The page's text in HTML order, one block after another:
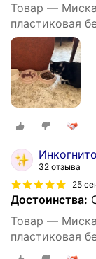
Товар —
пластиковая
250 мл)
32 отзыва
25
Достоинства:
Товар —
пластиковая
250 мл)